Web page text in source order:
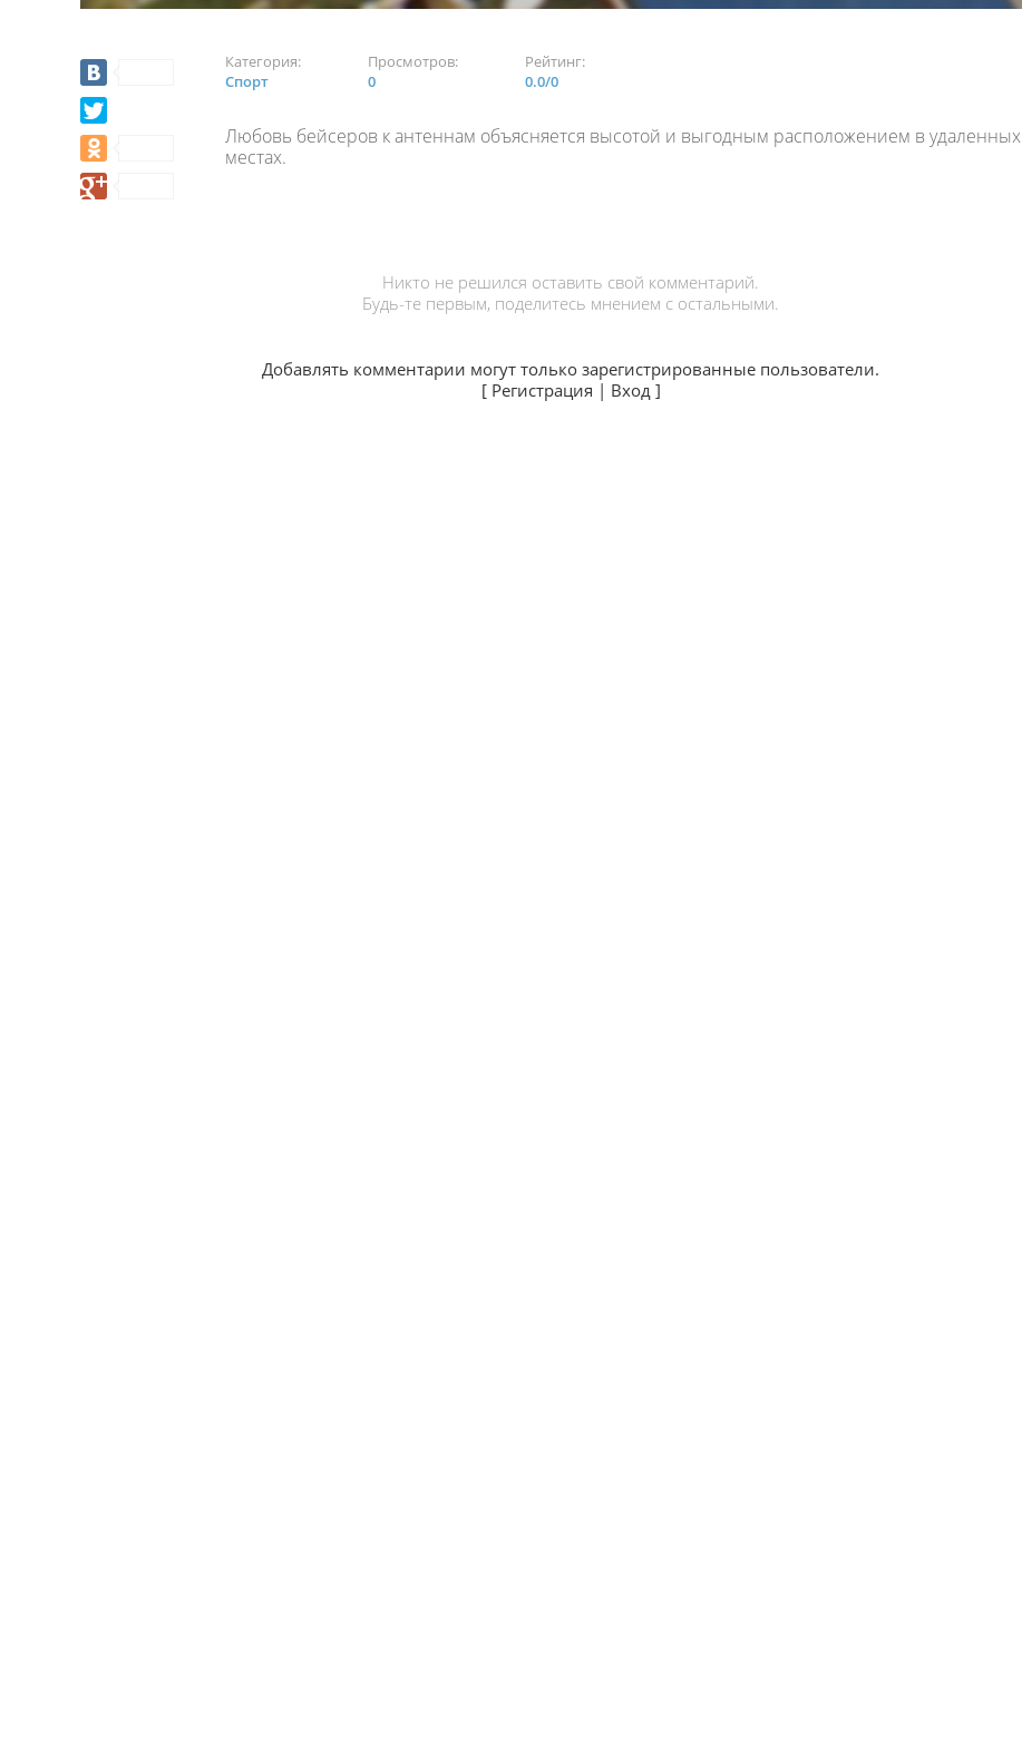
Категория:
Спорт
Просмотров:
0
Рейтинг:
0.0/0
Любовь бейсеров к антеннам объясняется высотой и выгодным расположением в удаленных
местах.
Никто не решился оставить свой комментарий.
Будь-те первым, поделитесь мнением с остальными.
Добавлять комментарии могут только зарегистрированные пользователи.
[ Регистрация | Вход]